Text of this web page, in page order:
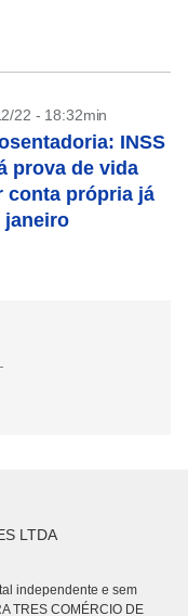
22 - 18:32min
INSS
prova de vida
conta própria já
janeiro
LTDA
independente e sem
TRES COMÉRCIO DE